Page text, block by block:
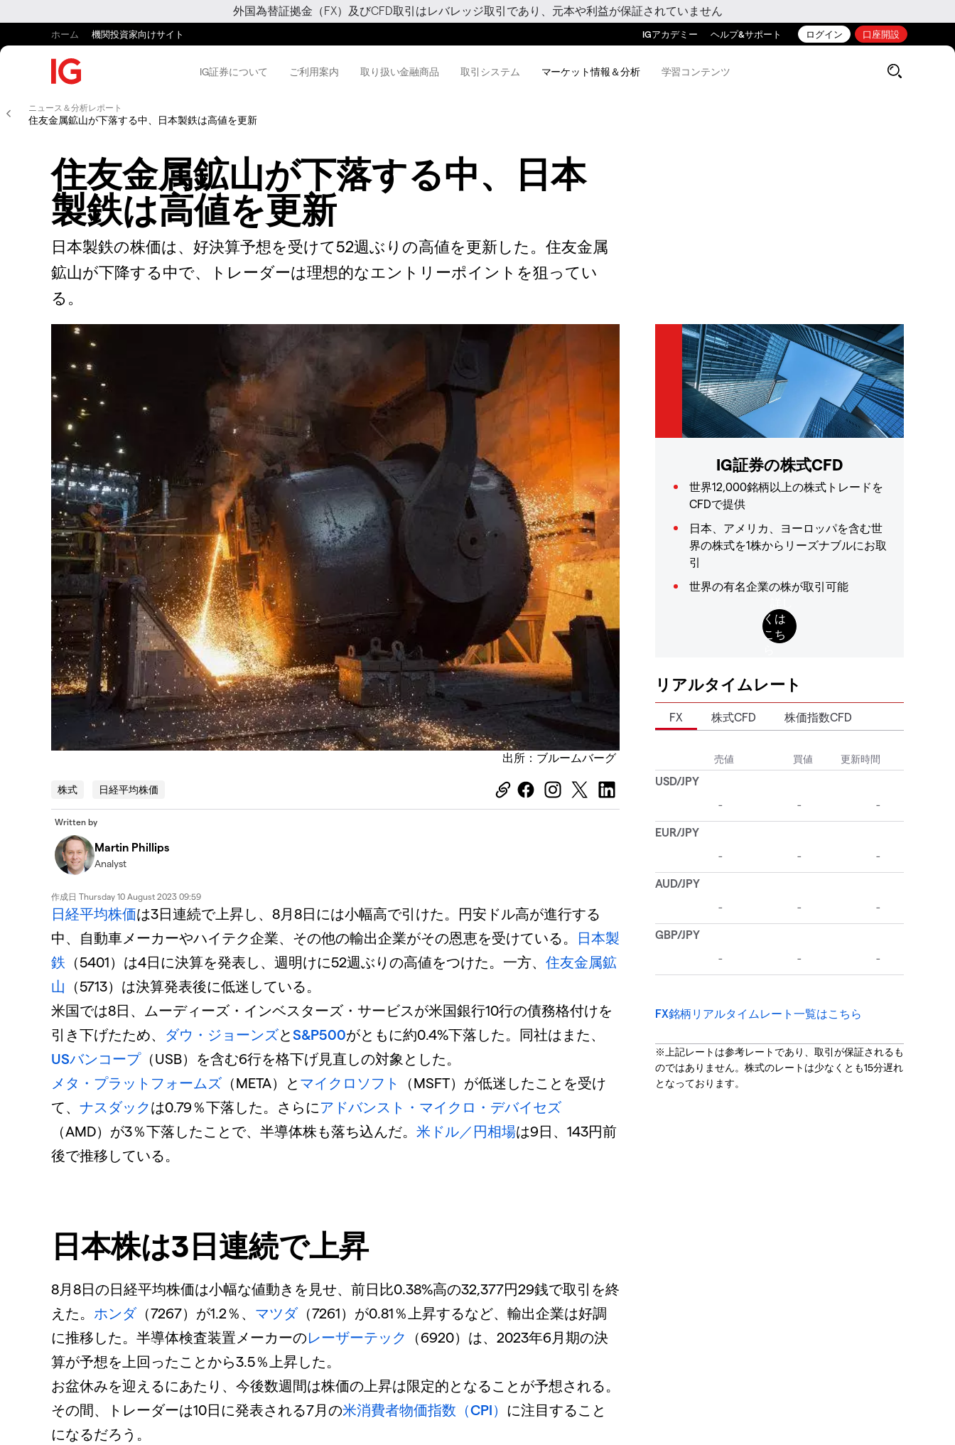
外国為替証拠金（FX）及びCFD取引はレバレッジ取引であり、元本や利益が保証されていません
ホーム 機関投資家向けサイト IGアカデミー ヘルプ&サポート ログイン 口座開設
IG証券について ご利用案内 取り扱い金融商品 取引システム マーケット情報＆分析 学習コンテンツ
ニュース＆分析レポート
住友金属鉱山が下落する中、日本製鉄は高値を更新
住友金属鉱山が下落する中、日本
製鉄は高値を更新
日本製鉄の株価は、好決算予想を受けて52週ぶりの高値を更新した。住友金属
鉱山が下降する中で、トレーダーは理想的なエントリーポイントを狙ってい
る。
出所：ブルームバーグ
株式 日経平均株価
Written by
Martin Phillips
Analyst
作成日 Thursday 10 August 2023 09:59
日経平均株価は3日連続で上昇し、8月8日には小幅高で引けた。円安ドル高が進行する
中、自動車メーカーやハイテク企業、その他の輸出企業がその恩恵を受けている。
日本製
鉄 （5401）は4日に決算を発表し、週明けに52週ぶりの高値をつけた。一方、 住友金属鉱
山 （5713）は決算発表後に低迷している。
米国では8日、ムーディーズ・インベスターズ・サービスが米国銀行10行の債務格付けを
引き下げたため、 ダウ・ジョーンズとS&P500がともに約0.4%下落した。同社はまた、
USバンコープ（USB）を含む6行を格下げ見直しの対象とした。
メタ・プラットフォームズ （META）と マイクロソフト
（MSFT）が低迷したことを受け
て、 ナスダックは0.79％下落した。さらにアドバンスト・マイクロ・デバイセズ
（AMD）が3％下落したことで、半導体株も落ち込んだ。 米ドル／円相場は9日、143円前
後で推移している。
日本株は3日連続で上昇
8月8日の日経平均株価は小幅な値動きを見せ、前日比0.38%高の32,377円29銭で取引を終
えた。 ホンダ（7267）が1.2％、 マツダ（7261）が0.81％上昇するなど、輸出企業は好調
に推移した。半導体検査装置メーカーのレーザーテック
（6920）は、2023年6月期の決
算が予想を上回ったことから3.5％上昇した。
お盆休みを迎えるにあたり、今後数週間は株価の上昇は限定的となることが予想される。
その間、トレーダーは10日に発表される7月の米消費者物価指数（CPI） に注目すること
になるだろう。
IG証券の株式CFD
世界12,000銘柄以上の株式トレードを
CFDで提供
日本、アメリカ、ヨーロッパを含む世
界の株式を1株からリーズナブルにお取
引
世界の有名企業の株が取引可能
リアルタイムレート
FX 株式CFD 株価指数CFD
FX銘柄リアルタイムレート一覧はこちら
※上記レートは参考レートであり、取引が保証されるも
のではありません。株式のレートは少なくとも15分遅れ
となっております。